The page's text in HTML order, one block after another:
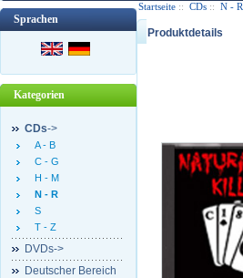
Sprachen
Kategorien
CDs->
A - B
C - G
H - M
N - R
S
T - Z
DVDs->
Deutscher Bereich
Startseite :: CDs :: N - R
Produktdetails